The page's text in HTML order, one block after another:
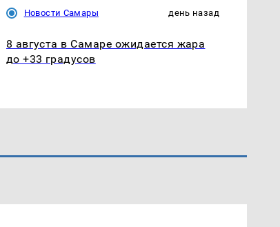
Новости Самары день назад
8 августа в Самаре ожидается жара
до +33 градусов